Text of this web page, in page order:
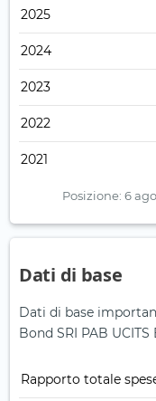
2025
2024
2023
2022
2021
Posizione: 6
Dati di base
Dati di base
Bond SRI PAB UCITS
Rapporto totale